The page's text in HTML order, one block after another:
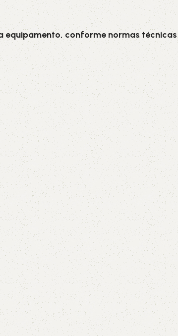
PJ PK
SPC SPZ
ZX
conforme normas técnicas